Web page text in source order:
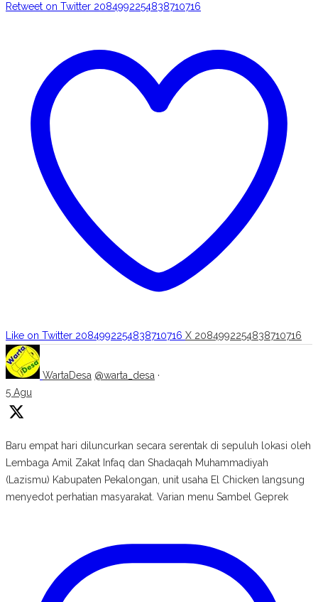
Retweet on Twitter 2084992254838710716
Like on Twitter 2084992254838710716 X 2084992254838710716
WartaDesa @warta_desa ·
5 Agu
Baru empat hari diluncurkan secara serentak di sepuluh lokasi oleh
Lembaga Amil Zakat Infaq dan Shadaqah Muhammadiyah
(Lazismu) Kabupaten Pekalongan, unit usaha El Chicken langsung
menyedot perhatian masyarakat. Varian menu Sambel Geprek